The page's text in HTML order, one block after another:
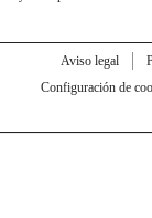
Aviso legal
Configuración de